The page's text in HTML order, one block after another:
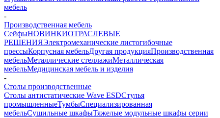
мебель
-
Производственная мебель
СейфыНОВИНКИОТРАСЛЕВЫЕ
РЕШЕНИЯЭлектромеханические листогибочные
прессыКорпусная мебельДругая продукцияПроизводственная
мебельМеталлические стеллажиМеталлическая
мебельМедицинская мебель и изделия
-
Столы производственные
Столы антистатические Wave ESDСтулья
промышленныеТумбыCпециализированная
мебельCушильные шкафыТяжелые модульные шкафы серии